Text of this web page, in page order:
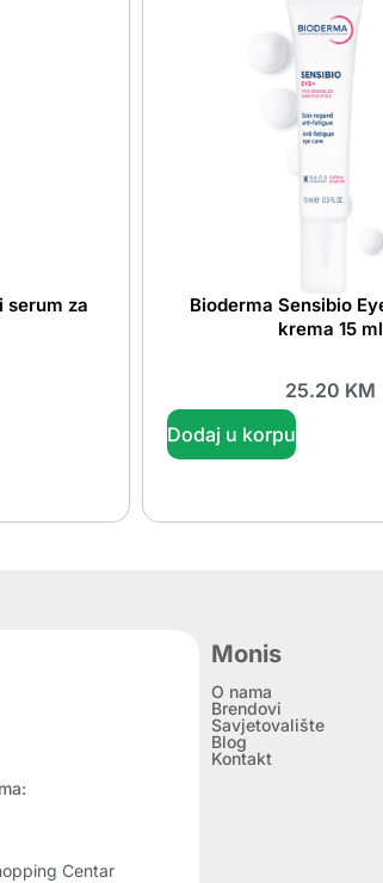
serum za
Bioderma Sensibio
krema 15 ml
25.20 KM
Dodaj u korpu
Centar
Monis
O nama
Brendovi
Savjetovalište
Blog
Kontakt